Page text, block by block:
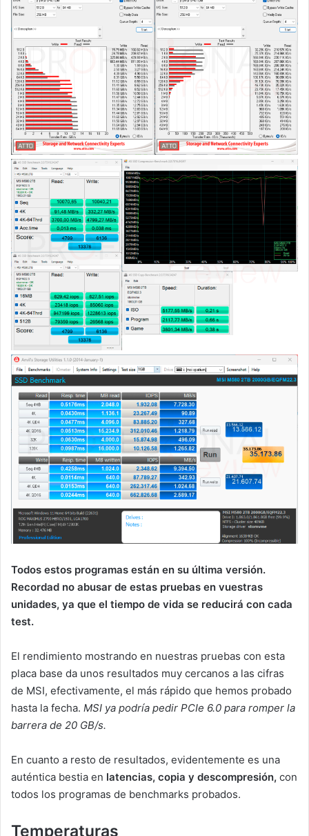
Todos estos programas están en su última versión.
Recordad no abusar de estas pruebas en vuestras
unidades, ya que el tiempo de vida se reducirá con cada
test.
El rendimiento mostrando en nuestras pruebas con esta
placa base da unos resultados muy cercanos a las cifras
de MSI, efectivamente, el más rápido que hemos probado
hasta la fecha. MSI ya podría pedir PCIe 6.0 para romper la
barrera de 20 GB/s.
En cuanto a resto de resultados, evidentemente es una
auténtica bestia en latencias, copia y descompresión, con
todos los programas de benchmarks probados.
Temperaturas